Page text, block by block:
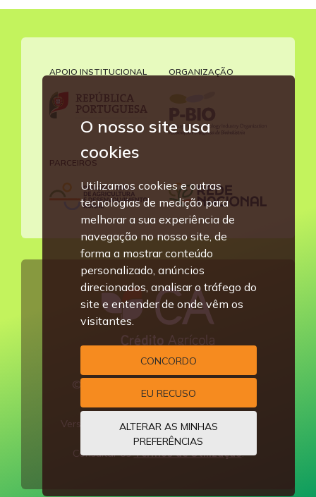
O nosso site usa
cookies
Utilizamos cookies e outras
tecnologias de medição para
melhorar a sua experiência de
navegação no nosso site, de
forma a mostrar conteúdo
personalizado, anúncios
direcionados, analisar o tráfego do
site e entender de onde vêm os
visitantes.
CONCORDO
EU RECUSO
ALTERAR AS MINHAS
PREFERÊNCIAS
APOIO INSTITUCIONAL ORGANIZAÇÃO
PARCEIROS
© 2014-2026,
Todos os direitos reservados.
Versão 3.0-R1. Última alteração25-MAI-
2026.
Consultar osTermos de Utilização.